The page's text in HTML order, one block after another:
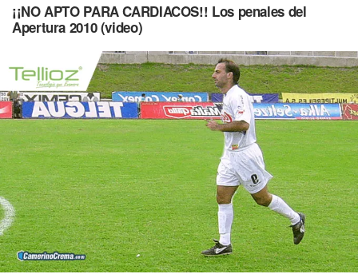
¡¡NO APTO PARA CARDIACOS!! Los penales del
Apertura 2010 (video)